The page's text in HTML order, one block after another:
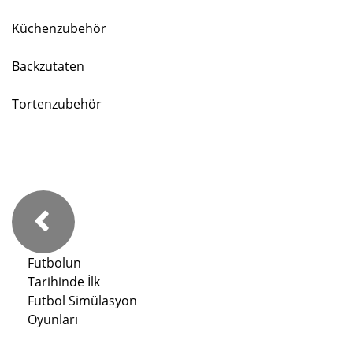
Küchenzubehör
Backzutaten
Tortenzubehör
Futbolun
Tarihinde İlk
Futbol Simülasyon
Oyunları